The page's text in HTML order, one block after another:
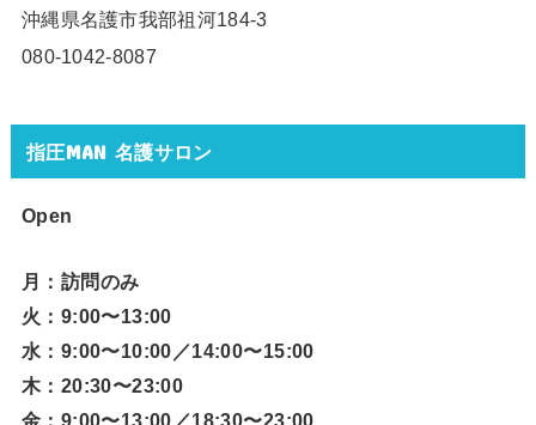
沖縄県名護市我部祖河184-3
080-1042-8087
指圧MAN 名護サロン
Open
月：訪問のみ
火：9:00〜13:00
水：9:00〜10:00／14:00〜15:00
木：20:30〜23:00
金：9:00〜13:00／18:30〜23:00